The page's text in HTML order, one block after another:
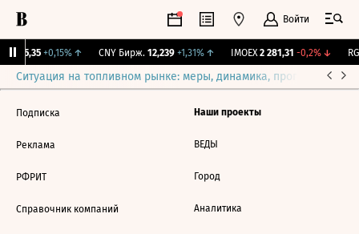
Войти
115,35 +0,15%↑ CNY Бирж. 12,239 +1,31%↑ IMOEX 2 281,31 -0,2%↓
Ситуация на топливном рынке: меры, динамика, прогнозы
Подписка
Реклама
РФРИТ
Справочник компаний
Наши проекты
ВЕДЫ
Город
Аналитика